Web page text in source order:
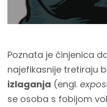
Poznata je činjenica
najefikasnije tretiraju
izlaganja (engl.
se osoba s fobijom